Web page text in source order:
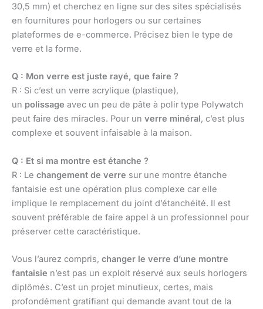
30,5 mm) et cherchez en ligne sur des sites spécialisés
en fournitures pour horlogers ou sur certaines
plateformes de e-commerce. Précisez bien le type de
verre et la forme.
Q : Mon verre est juste rayé, que faire ?
R : Si c’est un verre acrylique (plastique),
un polissage avec un peu de pâte à polir type Polywatch
peut faire des miracles. Pour un verre minéral, c’est plus
complexe et souvent infaisable à la maison.
Q : Et si ma montre est étanche ?
R : Le changement de verre sur une montre étanche
fantaisie est une opération plus complexe car elle
implique le remplacement du joint d’étanchéité. Il est
souvent préférable de faire appel à un professionnel pour
préserver cette caractéristique.
Vous l’aurez compris, changer le verre d’une montre
fantaisie n’est pas un exploit réservé aux seuls horlogers
diplômés. C’est un projet minutieux, certes, mais
profondément gratifiant qui demande avant tout de la